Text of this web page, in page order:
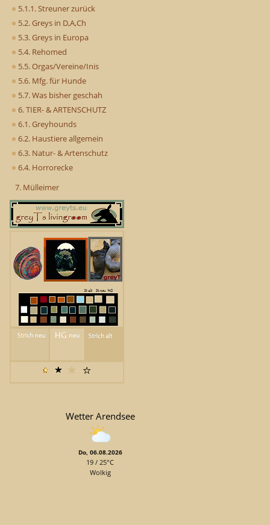
5.1.1. Streuner zurück
5.2. Greys in D,A,Ch
5.3. Greys in Europa
5.4. Rehomed
5.5. Orgas/Vereine/Inis
5.6. Mfg. für Hunde
5.7. Was bisher geschah
6. TIER- & ARTENSCHUTZ
6.1. Greyhounds
6.2. Haustiere allgemein
6.3. Natur- & Artenschutz
6.4. Horrorecke
7. Mülleimer
Wetter Arendsee
Do, 06.08.2026
19 / 25°C
Wolkig